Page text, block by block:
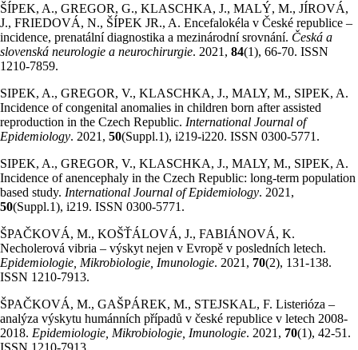
ŠÍPEK, A., GREGOR, G., KLASCHKA, J., MALÝ, M., JÍROVÁ,
J., FRIEDOVÁ, N., ŠÍPEK JR., A. Encefalokéla v České republice –
incidence, prenatální diagnostika a mezinárodní srovnání. Česká a
slovenská neurologie a neurochirurgie. 2021, 84(1), 66-70. ISSN
1210-7859.
SIPEK, A., GREGOR, V., KLASCHKA, J., MALY, M., SIPEK, A.
Incidence of congenital anomalies in children born after assisted
reproduction in the Czech Republic. International Journal of
Epidemiology. 2021, 50(Suppl.1), i219-i220. ISSN 0300-5771.
SIPEK, A., GREGOR, V., KLASCHKA, J., MALY, M., SIPEK, A.
Incidence of anencephaly in the Czech Republic: long-term population
based study. International Journal of Epidemiology. 2021,
50(Suppl.1), i219. ISSN 0300-5771.
ŠPAČKOVÁ, M., KOŠŤÁLOVÁ, J., FABIÁNOVÁ, K.
Necholerová vibria – výskyt nejen v Evropě v posledních letech.
Epidemiologie, Mikrobiologie, Imunologie. 2021, 70(2), 131-138.
ISSN 1210-7913.
ŠPAČKOVÁ, M., GAŠPÁREK, M., STEJSKAL, F. Listerióza –
analýza výskytu humánních případů v české republice v letech 2008-
2018. Epidemiologie, Mikrobiologie, Imunologie. 2021, 70(1), 42-51.
ISSN 1210-7913.